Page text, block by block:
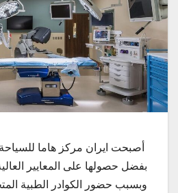
أصبحت ايران مرکز هاما للسیاحة
بفضل حصولها علی المعاییر
وبسبب حضور الکوادر الطبیة